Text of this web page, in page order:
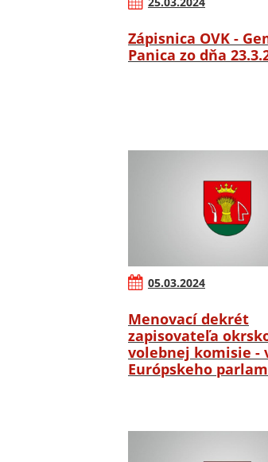
Zápisnica OVK -
Panica zo dňa
05.03.2024
Menovací dekrét
zapisovateľa
volebnej komisie -
Európskeho